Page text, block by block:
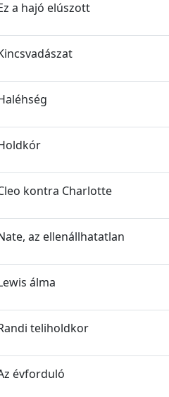
a hajó elúszott
kontra Charlotte
az ellenállhatatlan
álma
teliholdkor
évforduló